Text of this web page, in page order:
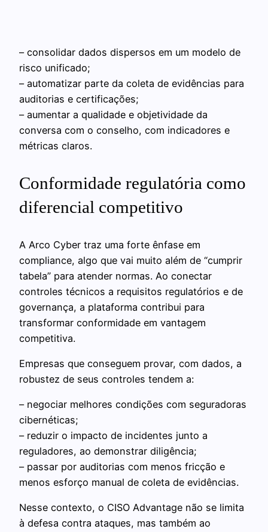
– consolidar dados dispersos em um modelo de
risco unificado;
– automatizar parte da coleta de evidências para
auditorias e certificações;
– aumentar a qualidade e objetividade da
conversa com o conselho, com indicadores e
métricas claros.
Conformidade regulatória como
diferencial competitivo
A Arco Cyber traz uma forte ênfase em
compliance, algo que vai muito além de “cumprir
tabela” para atender normas. Ao conectar
controles técnicos a requisitos regulatórios e de
governança, a plataforma contribui para
transformar conformidade em vantagem
competitiva.
Empresas que conseguem provar, com dados, a
robustez de seus controles tendem a:
– negociar melhores condições com seguradoras
cibernéticas;
– reduzir o impacto de incidentes junto a
reguladores, ao demonstrar diligência;
– passar por auditorias com menos fricção e
menos esforço manual de coleta de evidências.
Nesse contexto, o CISO Advantage não se limita
à defesa contra ataques, mas também ao